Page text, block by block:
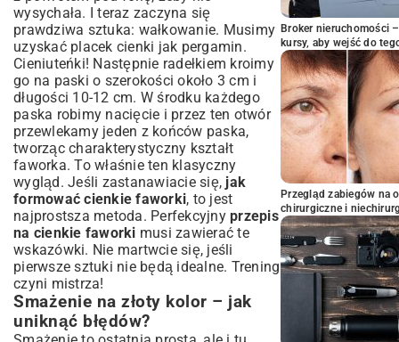
wysychała. I teraz zaczyna się
prawdziwa sztuka: wałkowanie. Musimy
uzyskać placek cienki jak pergamin.
Cieniuteńki! Następnie radełkiem kroimy
go na paski o szerokości około 3 cm i
długości 10-12 cm. W środku każdego
paska robimy nacięcie i przez ten otwór
przewlekamy jeden z końców paska,
tworząc charakterystyczny kształt
faworka. To właśnie ten klasyczny
wygląd. Jeśli zastanawiacie się, jak
formować cienkie faworki, to jest
najprostsza metoda. Perfekcyjny przepis
na cienkie faworki musi zawierać te
wskazówki. Nie martwcie się, jeśli
pierwsze sztuki nie będą idealne. Trening
czyni mistrza!
Smażenie na złoty kolor – jak
uniknąć błędów?
Broker nieruchomości
kursy, aby wejść do
Przegląd zabiegów na
chirurgiczne i